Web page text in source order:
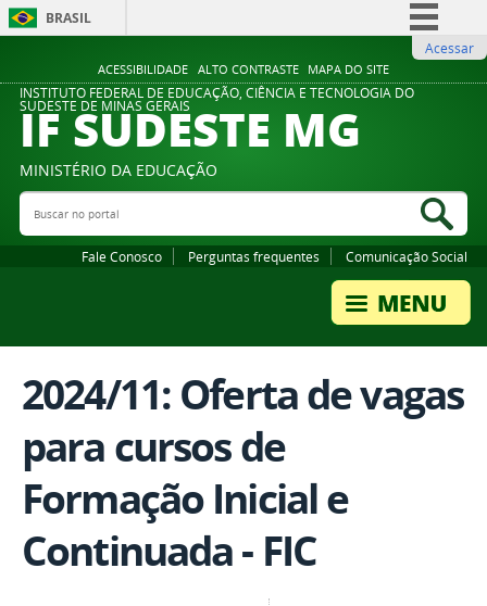
ACESSIBILIDADE ALTO CONTRASTE MAPA DO SITE
BRASIL
Comunica BR
Participe
Legislação
Acessar
INSTITUTO FEDERAL DE EDUCAÇÃO, CIÊNCIA E TECNOLOGIA DO
SUDESTE DE MINAS GERAIS
IF SUDESTE MG
MINISTÉRIO DA EDUCAÇÃO
Buscar no portal
Fale Conosco Perguntas frequentes Comunicação Social
2024/11: Oferta de vagas
para cursos de
Formação Inicial e
Continuada - FIC